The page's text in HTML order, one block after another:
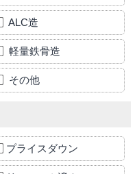
ALC造
軽量鉄骨造
その他
プライスダウン